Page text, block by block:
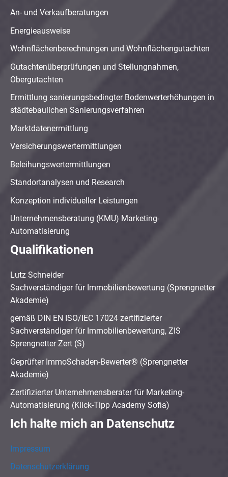
An- und Verkaufberatungen
Energieausweise
Wohnflächenberechnungen und Wohnflächengutachten
Gutachtenüberprüfungen und Stellungnahmen,
Obergutachten
Ermittlung sanierungsbedingter Bodenwerterhöhungen in
städtebaulichen Sanierungsverfahren
Marktdatenermittlung
Versicherungswertermittlungen
Beleihungswertermittlungen
Standortanalysen und Research
Konzeption individueller Leistungen
Unternehmensberatung (KMU) Marketing-
Automatisierung
Qualifikationen
Lutz Schneider
Sachverständiger für Immobilienbewertung (Sprengnetter
Akademie)
gemäß DIN EN ISO/IEC 17024 zertifizierter
Sachverständiger für Immobilienbewertung, ZIS
Sprengnetter Zert (S)
Geprüfter ImmoSchaden-Bewerter® (Sprengnetter
Akademie)
Zertifizierter Unternehmensberater für Marketing-
Automatisierung (Klick-Tipp Academy Sofia)
Ich halte mich an Datenschutz
Impressum
Datenschutzerklärung